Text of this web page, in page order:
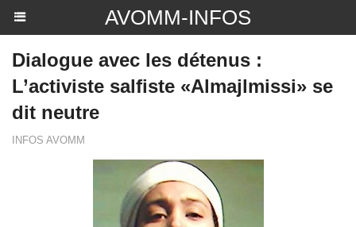
AVOMM-INFOS
Dialogue avec les détenus :
L’activiste salfiste «Almajlmissi» se
dit neutre
INFOS AVOMM